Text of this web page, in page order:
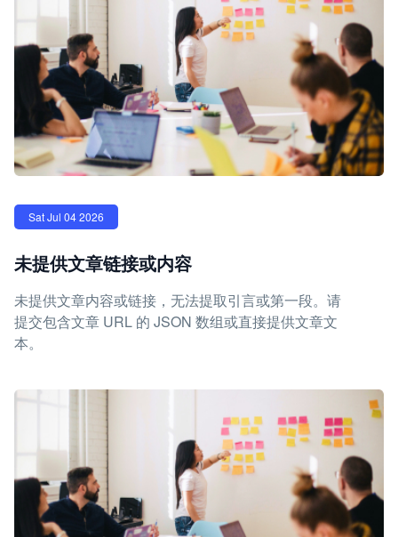
Sat Jul 04 2026
未提供文章链接或内容
未提供文章内容或链接，无法提取引言或第一段。请
提交包含文章 URL 的 JSON 数组或直接提供文章文
本。